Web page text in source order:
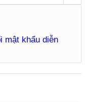
mật khẩu diễn